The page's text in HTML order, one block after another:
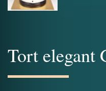
Tort elegant